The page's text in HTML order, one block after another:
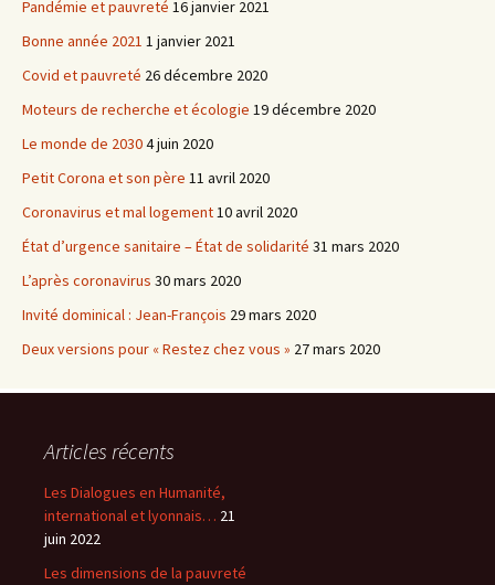
Pandémie et pauvreté 16 janvier 2021
Bonne année 2021 1 janvier 2021
Covid et pauvreté 26 décembre 2020
Moteurs de recherche et écologie 19 décembre 2020
Le monde de 20304 juin 2020
Petit Corona et son père 11 avril 2020
Coronavirus et mal logement10 avril 2020
État d’urgence sanitaire – État de solidarité 31 mars 2020
L’après coronavirus 30 mars 2020
Invité dominical : Jean-François 29 mars 2020
Deux versions pour « Restez chez vous » 27 mars 2020
Articles récents
Les Dialogues en Humanité,
international et lyonnais… 21
juin 2022
Les dimensions de la pauvreté